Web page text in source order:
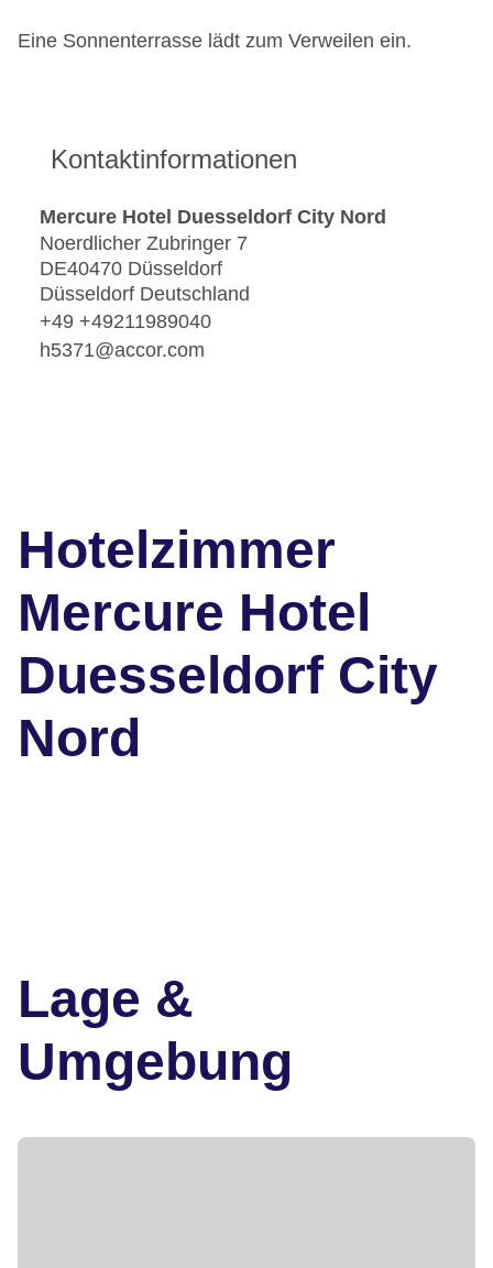
Eine Sonnenterrasse lädt zum Verweilen ein.
Kontaktinformationen
Mercure Hotel Duesseldorf City Nord
Noerdlicher Zubringer 7
DE40470 Düsseldorf
Düsseldorf Deutschland
+49 +49211989040
h5371@accor.com
Hotelzimmer
Mercure Hotel
Duesseldorf City
Nord
Lage &
Umgebung